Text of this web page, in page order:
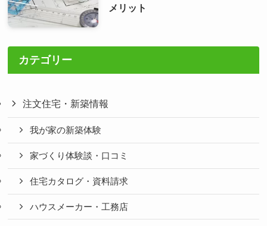
メリット
カテゴリー
注文住宅・新築情報
我が家の新築体験
家づくり体験談・口コミ
住宅カタログ・資料請求
ハウスメーカー・工務店